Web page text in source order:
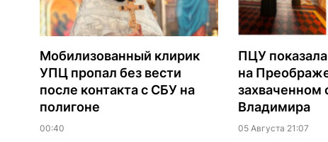
Мобилизованный клирик
УПЦ пропал без вести
после контакта с СБУ на
полигоне
00:40
ПЦУ
на
захваченном
Владимира
05 Августа 21:07